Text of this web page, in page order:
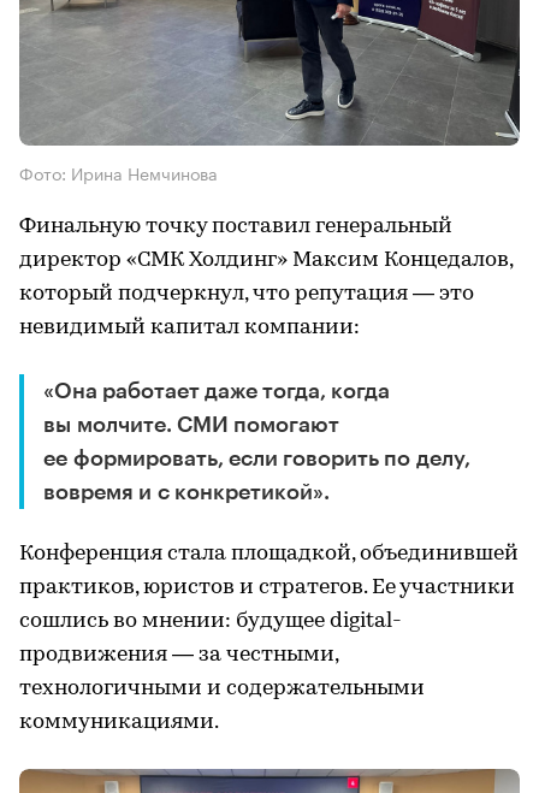
Фото: Ирина Немчинова
Финальную точку поставил генеральный
директор «СМК Холдинг» Максим Концедалов,
который подчеркнул, что репутация — это
невидимый капитал компании:
«Она работает даже тогда, когда
вы молчите. СМИ помогают
ее формировать, если говорить по делу,
вовремя и с конкретикой».
Конференция стала площадкой, объединившей
практиков, юристов и стратегов. Ее участники
сошлись во мнении: будущее digital-
продвижения — за честными,
технологичными и содержательными
коммуникациями.